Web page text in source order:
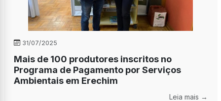
31/07/2025
Mais de 100 produtores inscritos no
Programa de Pagamento por Serviços
Ambientais em Erechim
Leia mais →